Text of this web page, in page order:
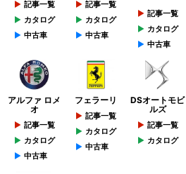
記事一覧
カタログ
中古車
記事一覧
カタログ
中古車
記事一覧
カタログ
中古車
アルファ ロメ
オ
記事一覧
カタログ
中古車
フェラーリ
記事一覧
カタログ
中古車
DSオートモビ
ルズ
記事一覧
カタログ